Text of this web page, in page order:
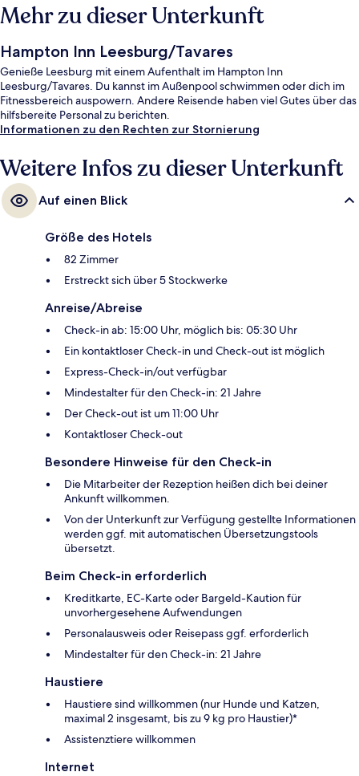
Mehr zu dieser Unterkunft
Hampton Inn Leesburg/Tavares
Genieße Leesburg mit einem Aufenthalt im Hampton Inn
Leesburg/Tavares. Du kannst im Außenpool schwimmen oder dich im
Fitnessbereich auspowern. Andere Reisende haben viel Gutes über das
hilfsbereite Personal zu berichten.
Informationen zu den Rechten zur Stornierung
Weitere Infos zu dieser Unterkunft
Auf einen Blick
Größe des Hotels
82 Zimmer
Erstreckt sich über 5 Stockwerke
Anreise/Abreise
Check-in ab: 15:00 Uhr, möglich bis: 05:30 Uhr
Ein kontaktloser Check-in und Check-out ist möglich
Express-Check-in/out verfügbar
Mindestalter für den Check-in: 21 Jahre
Der Check-out ist um 11:00 Uhr
Kontaktloser Check-out
Besondere Hinweise für den Check-in
Die Mitarbeiter der Rezeption heißen dich bei deiner
Ankunft willkommen.
Von der Unterkunft zur Verfügung gestellte Informationen
werden ggf. mit automatischen Übersetzungstools
übersetzt.
Beim Check-in erforderlich
Kreditkarte, EC-Karte oder Bargeld-Kaution für
unvorhergesehene Aufwendungen
Personalausweis oder Reisepass ggf. erforderlich
Mindestalter für den Check-in: 21 Jahre
Haustiere
Haustiere sind willkommen (nur Hunde und Katzen,
maximal 2 insgesamt, bis zu 9 kg pro Haustier)*
Assistenztiere willkommen
Internet